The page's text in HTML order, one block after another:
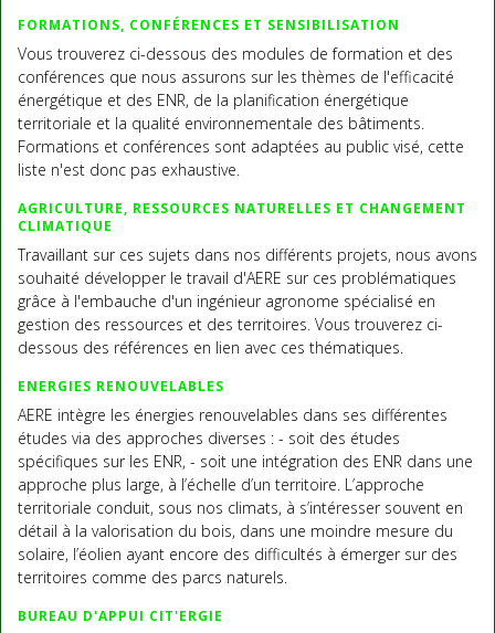
FORMATIONS, CONFÉRENCES ET SENSIBILISATION
Vous trouverez ci-dessous des modules de formation et des
conférences que nous assurons sur les thèmes de l'efficacité
énergétique et des ENR, de la planification énergétique
territoriale et la qualité environnementale des bâtiments.
Formations et conférences sont adaptées au public visé, cette
liste n'est donc pas exhaustive.
AGRICULTURE, RESSOURCES NATURELLES ET CHANGEMENT
CLIMATIQUE
Travaillant sur ces sujets dans nos différents projets, nous avons
souhaité développer le travail d'AERE sur ces problématiques
grâce à l'embauche d'un ingénieur agronome spécialisé en
gestion des ressources et des territoires. Vous trouverez ci-
dessous des références en lien avec ces thématiques.
ENERGIES RENOUVELABLES
AERE intègre les énergies renouvelables dans ses différentes
études via des approches diverses : - soit des études
spécifiques sur les ENR, - soit une intégration des ENR dans une
approche plus large, à l’échelle d’un territoire. L’approche
territoriale conduit, sous nos climats, à s’intéresser souvent en
détail à la valorisation du bois, dans une moindre mesure du
solaire, l’éolien ayant encore des difficultés à émerger sur des
territoires comme des parcs naturels.
BUREAU D'APPUI CIT'ERGIE